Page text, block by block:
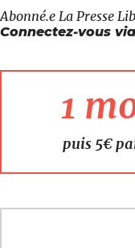
Abonné.e La Presse
Connectez-vous
1
puis 5€